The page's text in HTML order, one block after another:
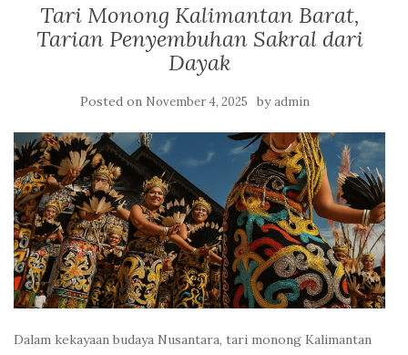
Tari Monong Kalimantan Barat,
Tarian Penyembuhan Sakral dari
Dayak
Posted on November 4, 2025 byadmin
Dalam kekayaan budaya Nusantara, tari monong Kalimantan